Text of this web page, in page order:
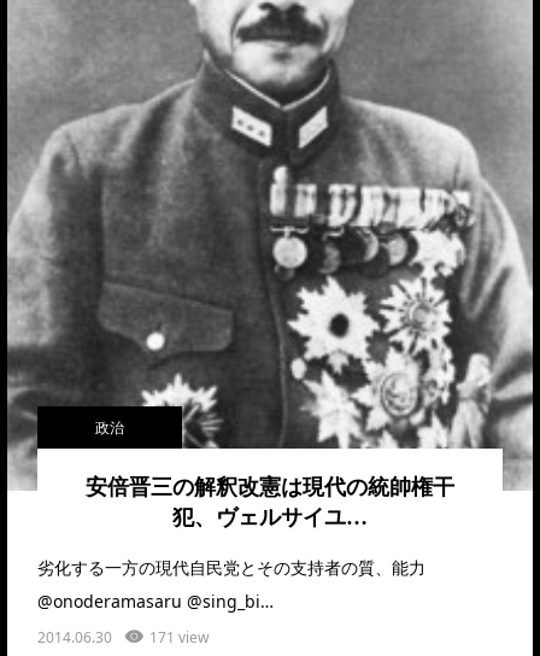
政治
安倍晋三の解釈改憲は現代の統帥権干
犯、ヴェルサイユ…
劣化する一方の現代自民党とその支持者の質、能力
@onoderamasaru @sing_bi…
2014.06.30 171 view